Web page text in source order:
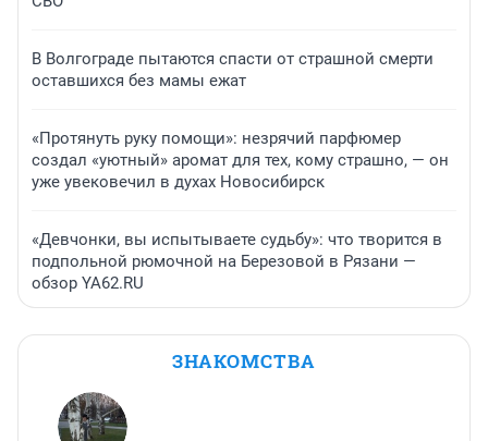
В Волгограде пытаются спасти от страшной смерти
оставшихся без мамы ежат
«Протянуть руку помощи»: незрячий парфюмер
создал «уютный» аромат для тех, кому страшно, — он
уже увековечил в духах Новосибирск
«Девчонки, вы испытываете судьбу»: что творится в
подпольной рюмочной на Березовой в Рязани —
обзор YA62.RU
ЗНАКОМСТВА